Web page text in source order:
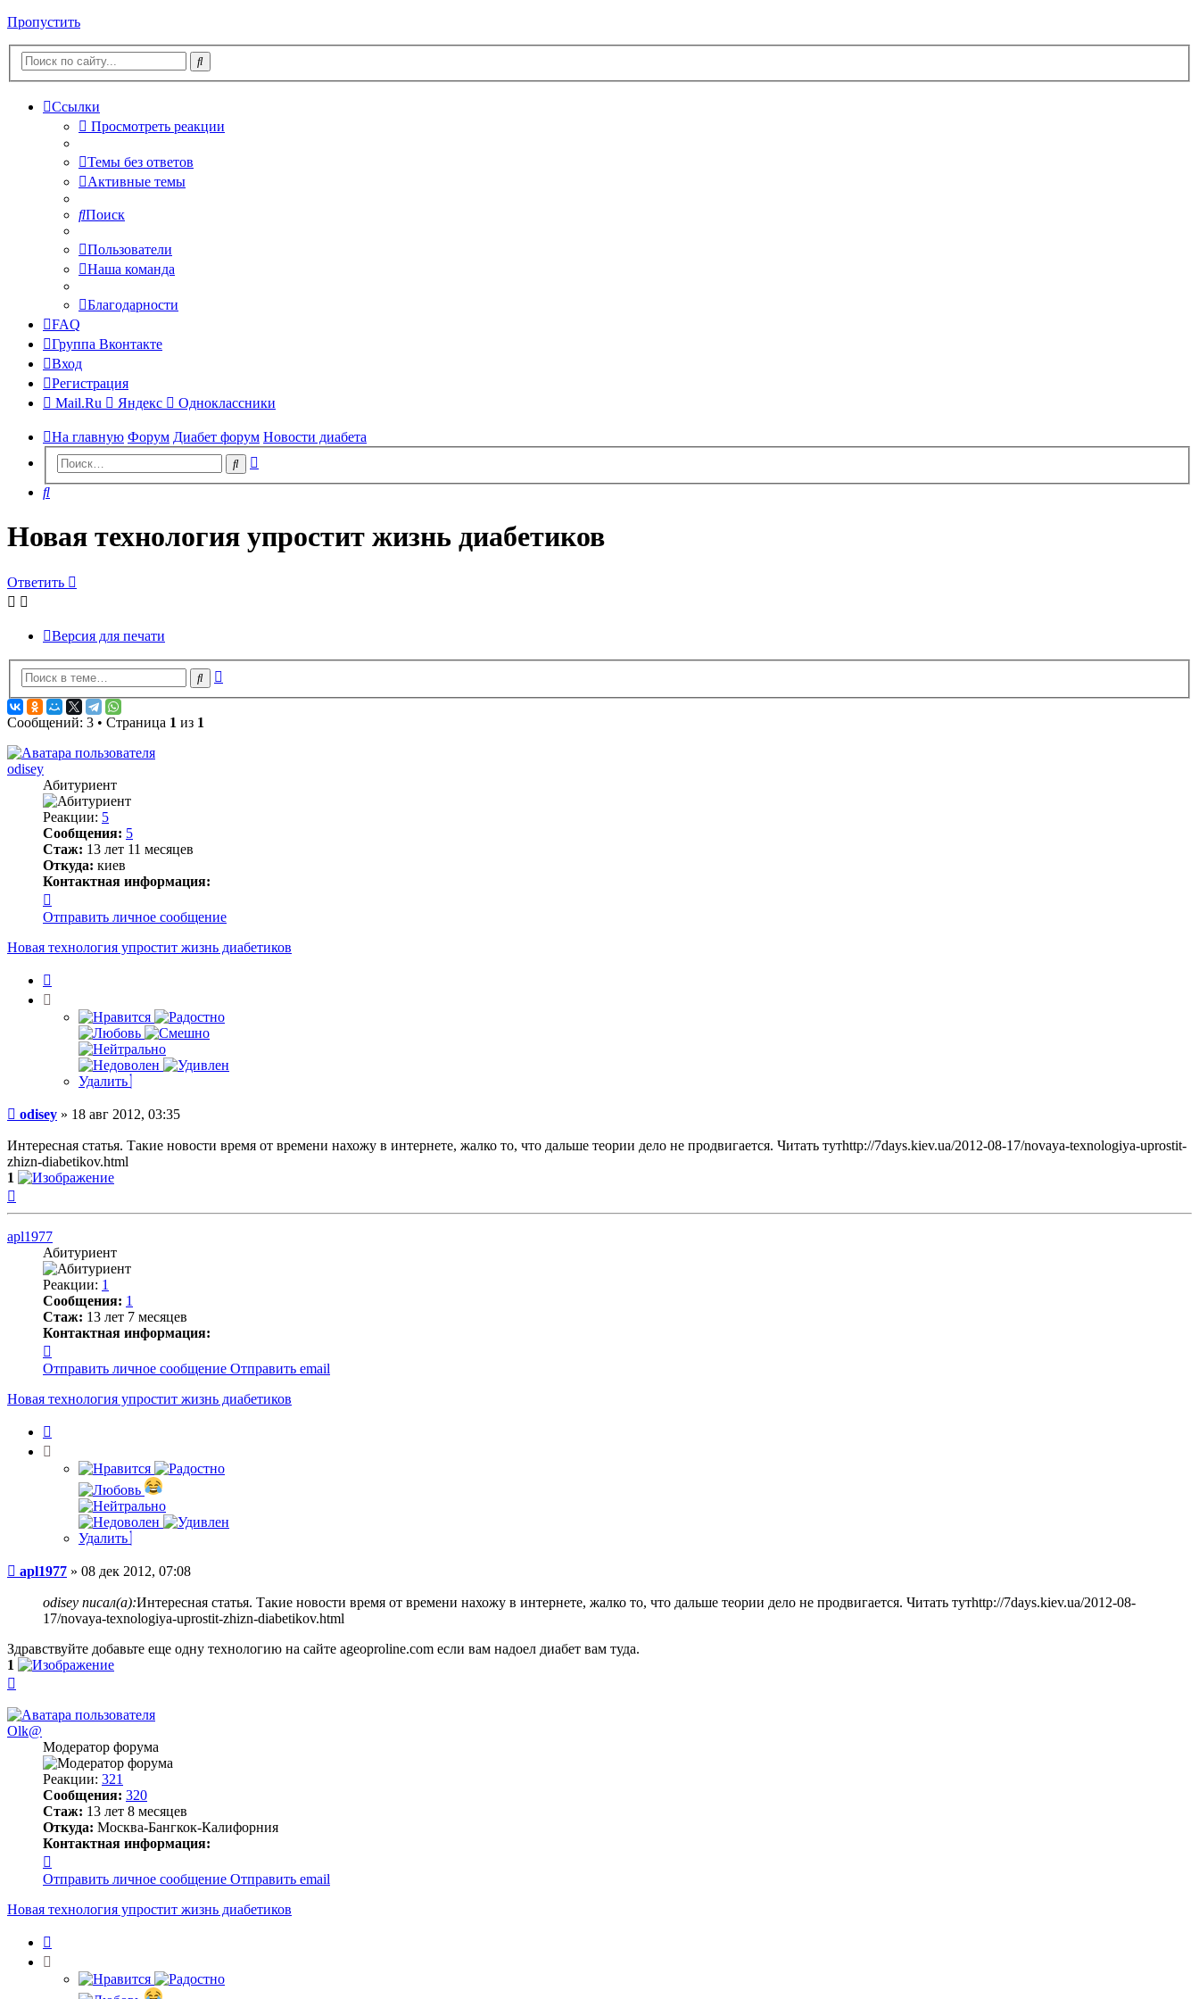
Пропустить
Ссылки
Просмотреть реакции
Темы без ответов
Активные темы
Поиск
Пользователи
Наша команда
Благодарности
FAQ
Группа Вконтакте
Вход
Регистрация
Mail.Ru
Яндекс Одноклассники
На главную Форум Диабет форум Новости диабета
Поиск
Поиск
Новая технология упростит жизнь диабетиков
Ответить
Версия для печати
Поиск
Сообщений: 3 • Страница 1 из 1
odisey
Абитуриент
Реакции: 5
Сообщения: 5
Стаж: 13 лет 11 месяцев
Откуда: киев
Контактная информация:
информация
пользователя
odisey
Отправить личное сообщение
Новая технология упростит жизнь диабетиков
Удалить
Сообщение
odisey » 18 авг 2012, 03:35
Интересная статья. Такие новости время от времени нахожу в интернете, жалко то, что дальше теории дело не продвигается. Читать тутhttp://7days.kiev.ua/2012-08-17/novaya-texnologiya-uprostit-
zhizn-diabetikov.html
1
apl1977
Абитуриент
Реакции: 1
Сообщения: 1
Стаж: 13 лет 7 месяцев
Контактная информация:
информация
пользователя
apl1977
Отправить личное сообщение Отправить email
Новая технология упростит жизнь диабетиков
Удалить
Сообщение
apl1977 » 08 дек 2012, 07:08
odisey писал(а):Интересная статья. Такие новости время от времени нахожу в интернете, жалко то, что дальше теории дело не продвигается. Читать тутhttp://7days.kiev.ua/2012-08-
17/novaya-texnologiya-uprostit-zhizn-diabetikov.html
Здравствуйте добавьте еще одну технологию на сайте ageoproline.com если вам надоел диабет вам туда.
1
началу
Olk@
Модератор форума
Реакции: 321
Сообщения: 320
Стаж: 13 лет 8 месяцев
Откуда: Москва-Бангкок-Калифорния
Контактная информация:
информация
пользователя
Olk@
Отправить личное сообщение Отправить email
Новая технология упростит жизнь диабетиков